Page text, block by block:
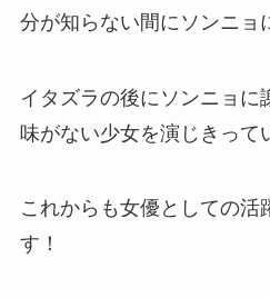
分が知らない間にソンニョ
イタズラの後にソンニョに
味がない少女を演じきって
これからも女優としての活
す！